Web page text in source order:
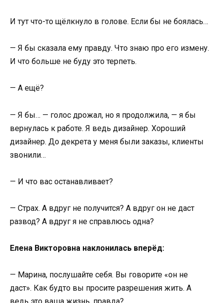
И тут что-то щёлкнуло в голове. Если бы не боялась…
— Я бы сказала ему правду. Что знаю про его измену.
И что больше не буду это терпеть.
— А ещё?
— Я бы… — голос дрожал, но я продолжила, — я бы
вернулась к работе. Я ведь дизайнер. Хороший
дизайнер. До декрета у меня были заказы, клиенты
звонили…
— И что вас останавливает?
— Страх. А вдруг не получится? А вдруг он не даст
развод? А вдруг я не справлюсь одна?
Елена Викторовна наклонилась вперёд:
— Марина, послушайте себя. Вы говорите «он не
даст». Как будто вы просите разрешения жить. А